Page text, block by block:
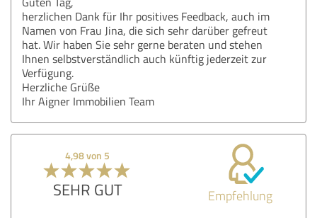
herzlichen Dank für Ihr positives Feedback, auch im
Namen von Frau Jina, die sich sehr darüber gefreut
hat. Wir haben Sie sehr gerne beraten und stehen
Ihnen selbstverständlich auch künftig jederzeit zur
Verfügung.
Herzliche Grüße
Ihr Aigner Immobilien Team
4,98 von 5
SEHR GUT Empfehlung